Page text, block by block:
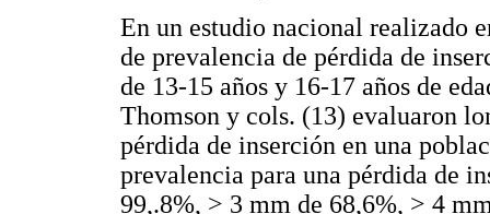
En un estudio nacional realizado
de prevalencia de pérdida de
de 13-15 años y 16-17 años de
Thomson y cols. (13) evaluaron
pérdida de inserción en una
prevalencia para una pérdida de
99,.8%, > 3 mm de 68,6%, > 4